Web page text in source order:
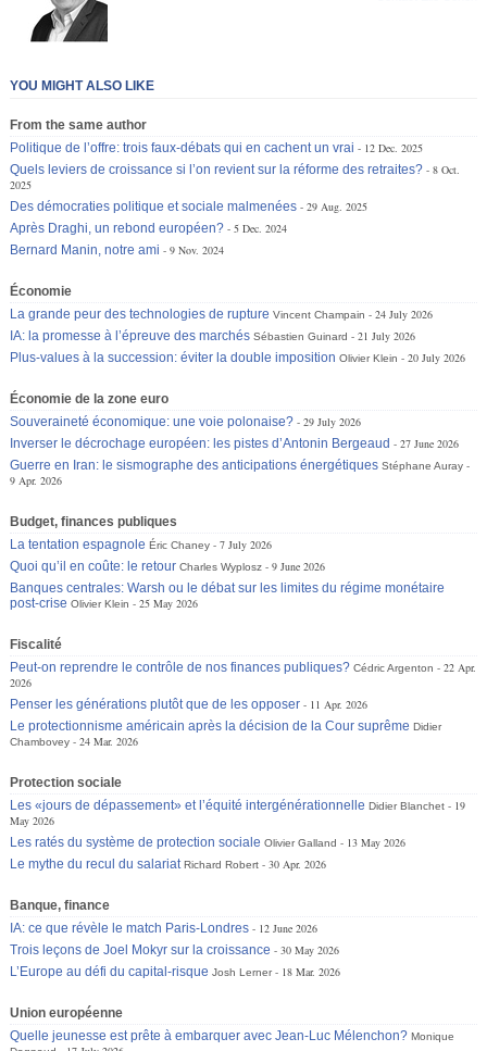
YOU MIGHT ALSO LIKE
From the same author
Politique de l’offre: trois faux-débats qui en cachent un vrai
12 Dec. 2025
Quels leviers de croissance si l’on revient sur la réforme des retraites?
8 Oct.
2025
Des démocraties politique et sociale malmenées
29 Aug. 2025
Après Draghi, un rebond européen?
5 Dec. 2024
Bernard Manin, notre ami
9 Nov. 2024
Économie
La grande peur des technologies de rupture Vincent Champain
24 July 2026
IA: la promesse à l’épreuve des marchés Sébastien Guinard
21 July 2026
Plus-values à la succession: éviter la double imposition Olivier Klein 20 July 2026
Économie de la zone euro
Souveraineté économique: une voie polonaise?
29 July 2026
Inverser le décrochage européen: les pistes d’Antonin Bergeaud
27 June 2026
Guerre en Iran: le sismographe des anticipations énergétiques Stéphane Auray
9 Apr. 2026
Budget, finances publiques
La tentation espagnole Éric Chaney
7 July 2026
Quoi qu’il en coûte: le retour Charles Wyplosz
9 June 2026
Banques centrales: Warsh ou le débat sur les limites du régime monétaire
post-crise Olivier Klein 25 May 2026
Fiscalité
Peut-on reprendre le contrôle de nos finances publiques? Cédric Argenton
22 Apr.
2026
Penser les générations plutôt que de les opposer
11 Apr. 2026
Le protectionnisme américain après la décision de la Cour suprême Didier
Chambovey
24 Mar. 2026
Protection sociale
Les «jours de dépassement» et l’équité intergénérationnelle Didier Blanchet
19
May 2026
Les ratés du système de protection sociale Olivier Galland
13 May 2026
Le mythe du recul du salariat Richard Robert 30 Apr. 2026
Banque, finance
IA: ce que révèle le match Paris-Londres
12 June 2026
Trois leçons de Joel Mokyr sur la croissance
30 May 2026
L’Europe au défi du capital-risque Josh Lerner 18 Mar. 2026
Union européenne
Quelle jeunesse est prête à embarquer avec Jean-Luc Mélenchon? Monique